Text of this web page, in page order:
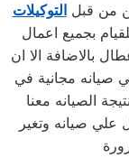
من قبلالتوكيلات
بجميع اعمال
بالاضافة الا ان
صيانه مجانية في
الصيانه معنا
صيانه وتغير